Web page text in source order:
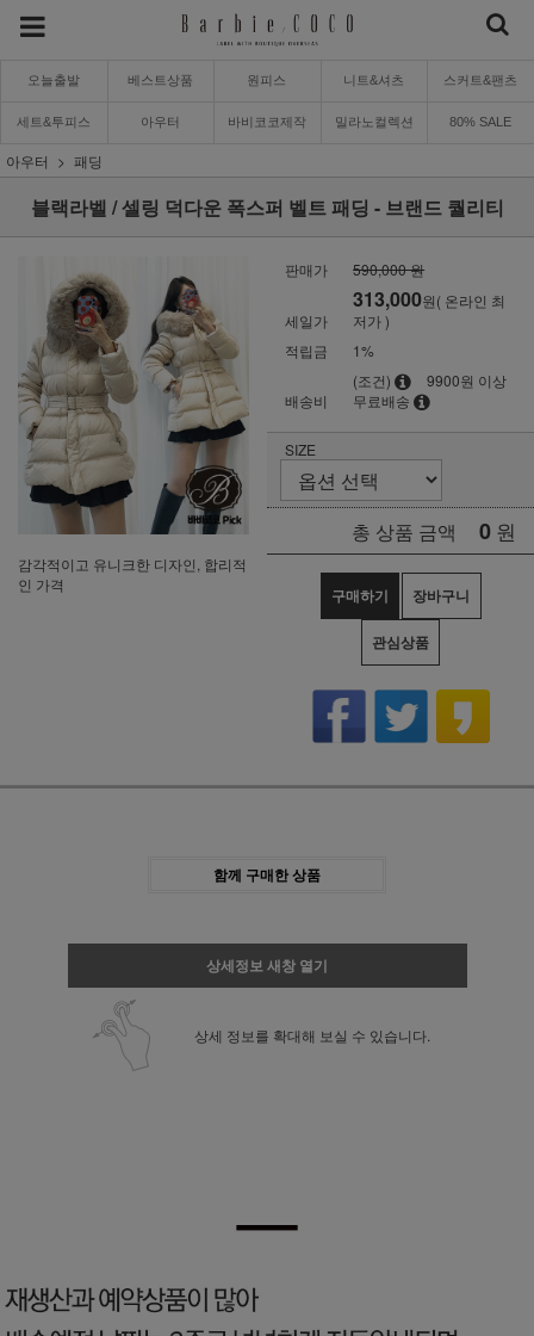
오늘출발 베스트상품 원피스 니트&셔츠 스커트&팬츠
세트&투피스 아우터 바비코코제작 밀라노컬렉션 80% SALE
아우터 패딩
블랙라벨 / 셀링 덕다운 폭스퍼 벨트 패딩 - 브랜드 퀄리티
감각적이고 유니크한 디자인, 합리적
인 가격
판매가 590,000 원
세일가
313,000원( 온라인 최
저가 )
적립금
1%
배송비
(조건)
9900원 이상
무료배송
SIZE
총 상품 금액 0 원
구매하기 장바구니
관심상품
함께 구매한 상품
상세정보 새창 열기
상세 정보를 확대해 보실 수 있습니다.